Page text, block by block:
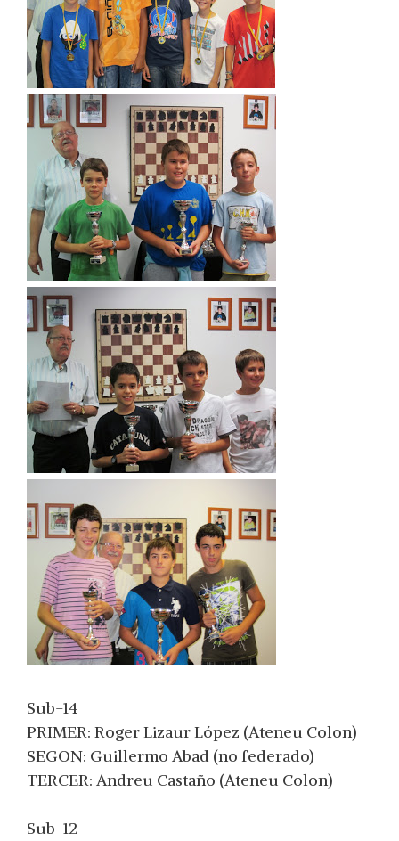
Sub-14
PRIMER: Roger Lizaur López (Ateneu Colon)
SEGON: Guillermo Abad (no federado)
TERCER: Andreu Castaño (Ateneu Colon)
Sub-12